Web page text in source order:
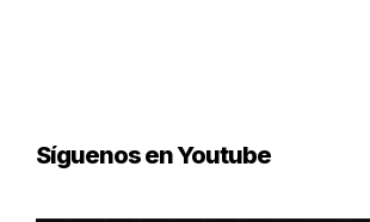
Síguenos en Youtube